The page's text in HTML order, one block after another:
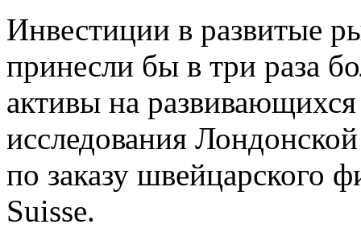
Инвестиции в развитые
принесли бы в три раза
активы на
исследования
по заказу швейцарского
Suisse.